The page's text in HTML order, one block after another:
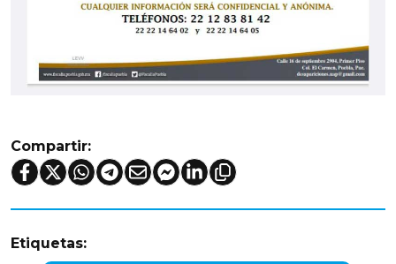
Compartir:
Etiquetas: